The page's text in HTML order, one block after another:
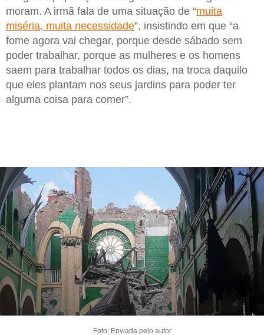
moram. A irmã fala de uma situação de “muita
miséria, muita necessidade”, insistindo em que “a
fome agora vai chegar, porque desde sábado sem
poder trabalhar, porque as mulheres e os homens
saem para trabalhar todos os dias, na troca daquilo
que eles plantam nos seus jardins para poder ter
alguma coisa para comer”.
Foto: Enviada pelo autor